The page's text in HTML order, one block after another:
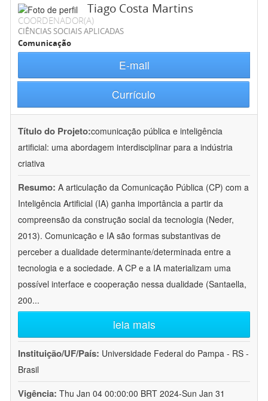
Tiago Costa Martins
COORDENADOR(A)
CIÊNCIAS SOCIAIS APLICADAS
Comunicação
E-mail
Currículo
Título do Projeto:comunicação pública e inteligência
artificial: uma abordagem interdisciplinar para a indústria
criativa
Resumo: A articulação da Comunicação Pública (CP) com a
Inteligência Artificial (IA) ganha importância a partir da
compreensão da construção social da tecnologia (Neder,
2013). Comunicação e IA são formas substantivas de
perceber a dualidade determinante/determinada entre a
tecnologia e a sociedade. A CP e a IA materializam uma
possível interface e cooperação nessa dualidade (Santaella,
200...
leia mais
Instituição/UF/País: Universidade Federal do Pampa - RS -
Brasil
Vigência: Thu Jan 04 00:00:00 BRT 2024-Sun Jan 31